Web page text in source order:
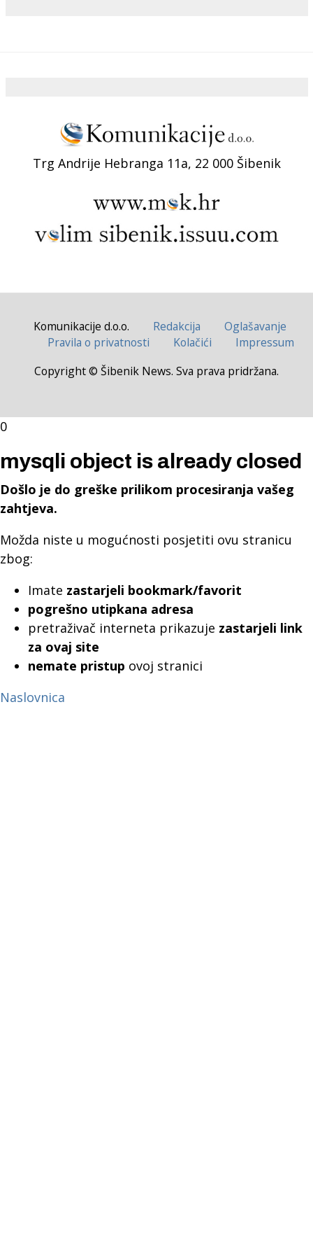
Trg Andrije Hebranga 11a, 22 000 Šibenik
Komunikacije d.o.o. Redakcija
Oglašavanje
Pravila o privatnosti
Kolačići
Impressum
Copyright © Šibenik News. Sva prava pridržana.
0
mysqli object is already closed
Došlo je do greške prilikom procesiranja vašeg
zahtjeva.
Možda niste u mogućnosti posjetiti ovu stranicu
zbog:
Imate zastarjeli bookmark/favorit
pogrešno utipkana adresa
pretraživač interneta prikazuje zastarjeli link
za ovaj site
nemate pristup ovoj stranici
Naslovnica